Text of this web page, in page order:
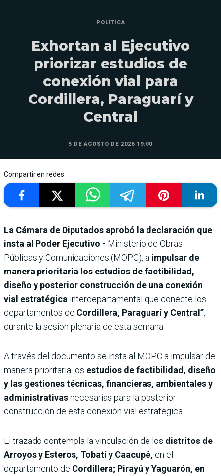
POLÍTICA
Exhortan al Ejecutivo
priorizar estudios de
conexión vial para
Cordillera, Paraguarí y
Central
5 DE AGOSTO DE 2026 19:00
Compartir en redes
La Cámara de Diputados aprobó la declaración que
insta al Poder Ejecutivo - Ministerio de Obras
Públicas y Comunicaciones (MOPC), a impulsar de
manera prioritaria los estudios de factibilidad,
diseño y posterior construcción de una conexión
vial estratégica interdepartamental que conecte los
departamentos de Cordillera, Paraguarí y Central”,
durante la sesión plenaria de esta semana.
A través del documento se insta al MOPC a impulsar de
manera prioritaria los estudios de factibilidad, diseño
y las gestiones técnicas, financieras, ambientales y
administrativasnecesarias para la posterior
construcción de esta conexión vial estratégica.
El trazado contempla la vinculación de los distritos de
Arroyos y Esteros, Tobatí y Caacupé, en el
departamento de Cordillera; Pirayú y Yaguarón, en